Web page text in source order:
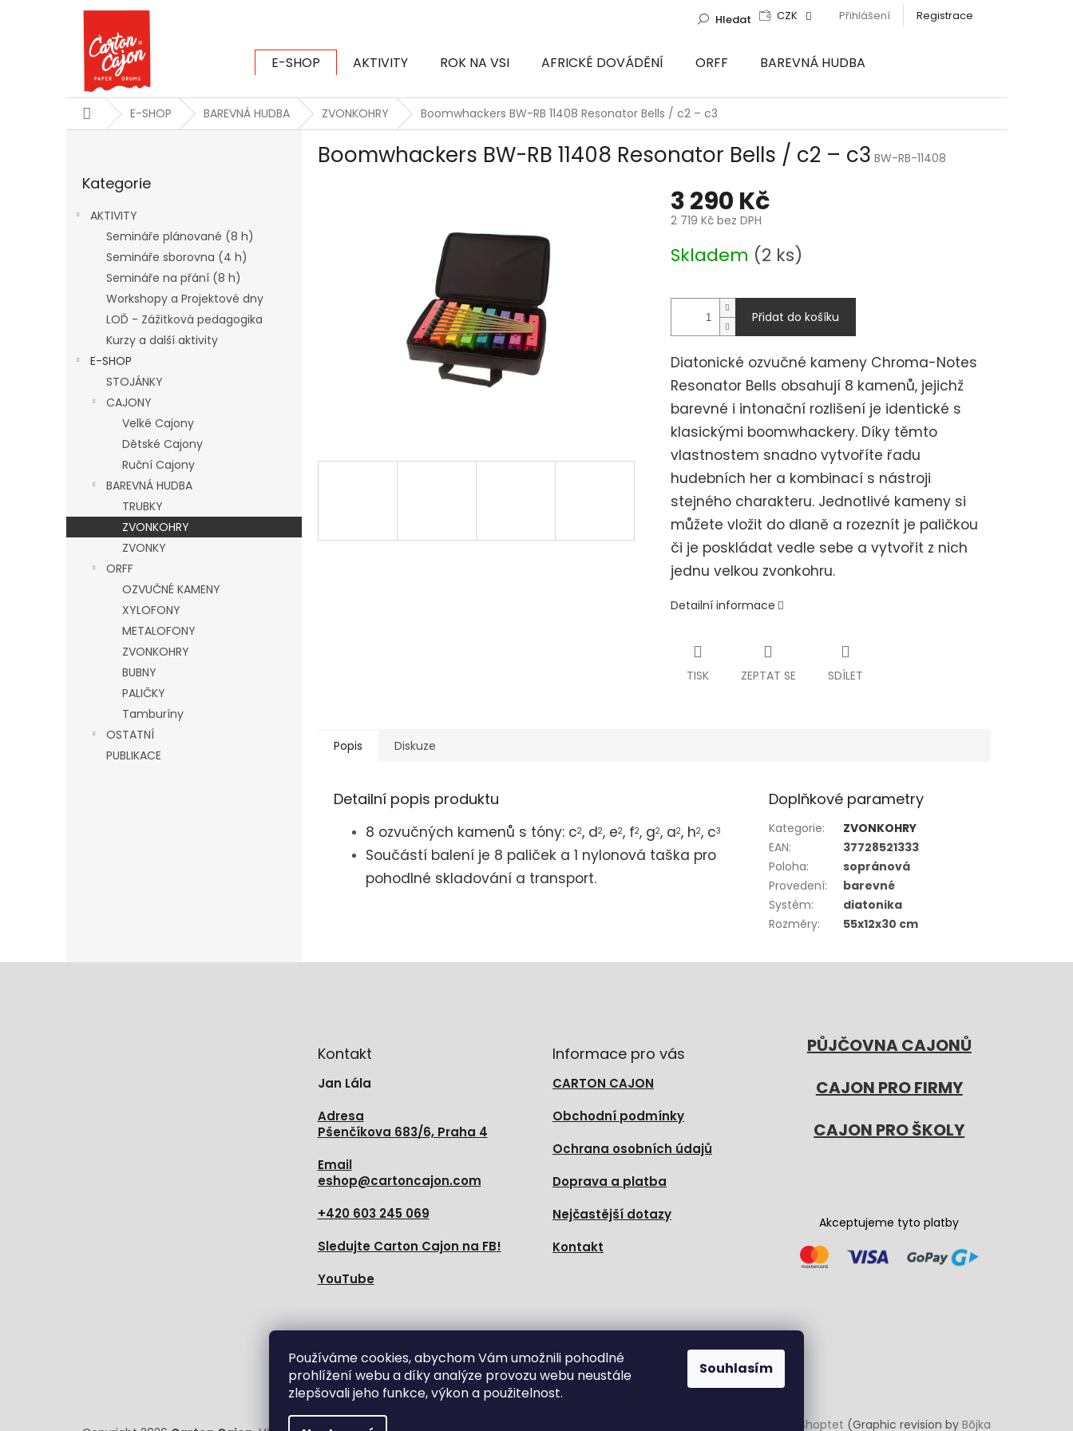
Používáme cookies, abychom Vám umožnili pohodlné
prohlížení webu a díky analýze provozu webu neustále
zlepšovali jeho funkce, výkon a použitelnost.
Souhlasím
CZK Přihlášení Registrace
Hledat
E-SHOP AKTIVITY ROK NA VSI AFRICKÉ DOVÁDĚNÍ ORFF
BAREVNÁ HUDBA
DomůE-SHOP BAREVNÁ HUDBA ZVONKOHRY Boomwhackers BW-RB 11408 Resonator Bells / c2 – c3
kategorie
Kategorie
AKTIVITY
Semináře plánované (8 h)
Semináře sborovna (4 h)
Semináře na přání (8 h)
Workshopy a Projektové dny
LOĎ - Zážitková pedagogika
Kurzy a další aktivity
E-SHOP
STOJÁNKY
CAJONY
Velké Cajony
Dětské Cajony
Ruční Cajony
BAREVNÁ HUDBA
TRUBKY
ZVONKOHRY
ZVONKY
ORFF
OZVUČNÉ KAMENY
XYLOFONY
METALOFONY
ZVONKOHRY
BUBNY
PALIČKY
Tamburíny
OSTATNÍ
PUBLIKACE
Boomwhackers BW-RB 11408 Resonator Bells / c2 – c3 BW-RB-11408
3 290 Kč
2 719 Kč bez DPH
cena:
Skladem (2 ks)
Přidat do košíku
Diatonické ozvučné kameny Chroma-Notes
Resonator Bells obsahují 8 kamenů, jejichž
barevné i intonační rozlišení je identické s
klasickými boomwhackery. Díky těmto
vlastnostem snadno vytvoříte řadu
hudebních her a kombinací s nástroji
stejného charakteru. Jednotlivé kameny si
můžete vložit do dlaně a rozeznít je paličkou
či je poskládat vedle sebe a vytvořit z nich
jednu velkou zvonkohru.
Detailní informace
TISK ZEPTAT SE SDÍLET
Popis Diskuze
Detailní popis produktu
8 ozvučných kamenů s tóny: c2, d2, e2, f2, g2, a2, h2, c3
Součástí balení je 8 paliček a 1 nylonová taška pro
pohodlné skladování a transport.
Doplňkové parametry
Kategorie:
ZVONKOHRY
EAN:
37728521333
Poloha:
sopránová
Provedení:
barevné
Systém:
diatonika
Rozměry: 55x12x30 cm
Kontakt
Jan Lála
Adresa
Pšenčíkova 683/6, Praha 4
Email
eshop@cartoncajon.com
+420 603 245 069
Sledujte Carton Cajon na FB!
YouTube
Informace pro vás
CARTON CAJON
Obchodní podmínky
Ochrana osobních údajů
Doprava a platba
Nejčastější dotazy
Kontakt
PŮJČOVNA CAJONŮ
CAJON PRO FIRMY
CAJON PRO ŠKOLY
Akceptujeme tyto platby
Vytvořil Shoptet (Graphic revision by Bōjka